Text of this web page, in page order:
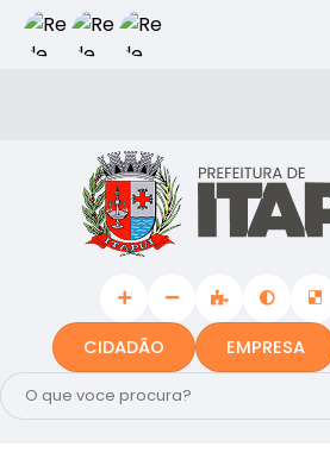
CIDADÃO EMPRESA